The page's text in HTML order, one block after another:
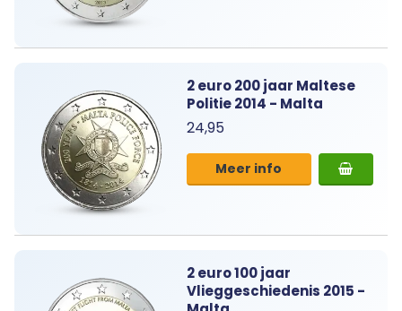
2 euro 200 jaar Maltese
Politie 2014 - Malta
24,95
Meer info
2 euro 100 jaar
Vlieggeschiedenis 2015 -